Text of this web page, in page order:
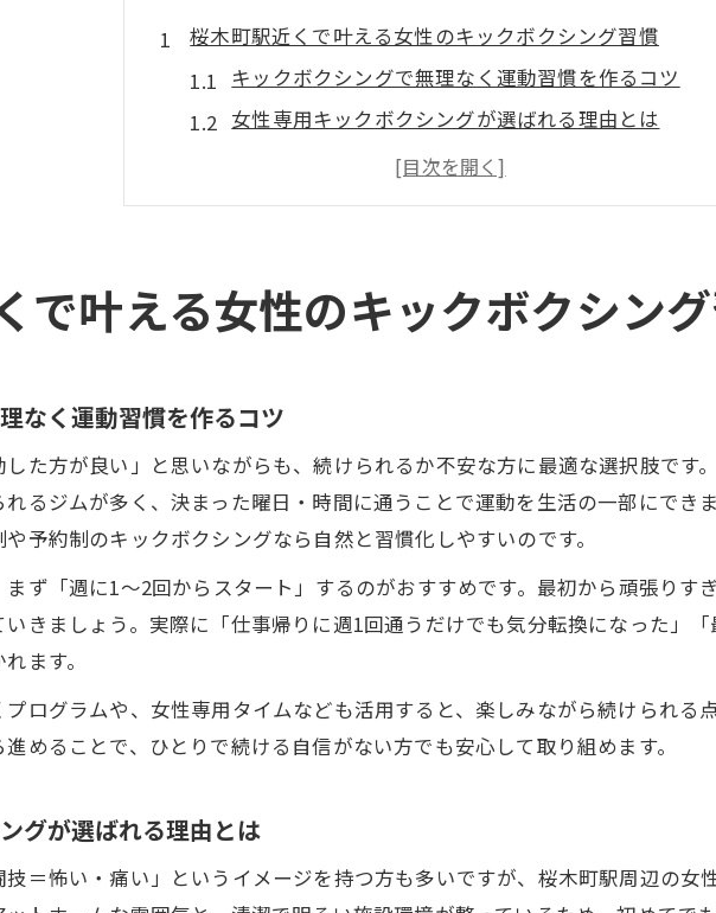
桜木町駅近くで叶える女性のキックボクシング習慣
キックボクシングで無理なく運動習慣を作るコツ
女性専用キックボクシングが選ばれる理由とは
キックボクシングで生活リズムを整えるメリット
コミュニティで続けるキックボクシングの魅力
初めてでも安心なキックボクシングの魅力とは
初心者女性も安心なキックボクシング体験
女性トレーナーが在籍するキックボクシングジム
キックボクシングの女性専用プログラム解説
痛みが少ないキックボクシングの始め方とは
女性向けキックボクシングで運動習慣を身につける秘訣
キックボクシングで習慣化しやすい運動の工夫
決まった曜日と時間で身につく運動習慣
音楽に合わせたキックボクシングの楽しさ
トレーナーがサポートする継続のポイント
キックボクシングがダイエットに効果的な理由
ストレス発散に最適なキックボクシングの楽しみ方
キックボクシングとジムのダイエット効果比較
で叶える女性のキックボクシン
なく運動習慣を作るコツ
た方が良い」と思いながらも、続けられるか不安な方に最適な選択肢です
るジムが多く、決まった曜日・時間に通うことで運動を生活の一部にでき
予約制のキックボクシングなら自然と習慣化しやすいのです。
ず「週に1～2回からスタート」するのがおすすめです。最初から頑張りす
きましょう。実際に「仕事帰りに週1回通うだけでも気分転換になった」
ます。
ログラムや、女性専用タイムなども活用すると、楽しみながら続けられる
めることで、ひとりで続ける自信がない方でも安心して取り組めます。
グが選ばれる理由とは
＝怖い・痛い」というイメージを持つ方も多いですが、桜木町駅周辺の